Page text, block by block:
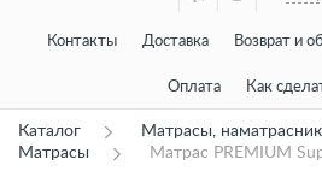
Контакты Доставка Возврат и
Оплата Как
Каталог
Матрасы,
Матрасы
Матрас PREMIUM